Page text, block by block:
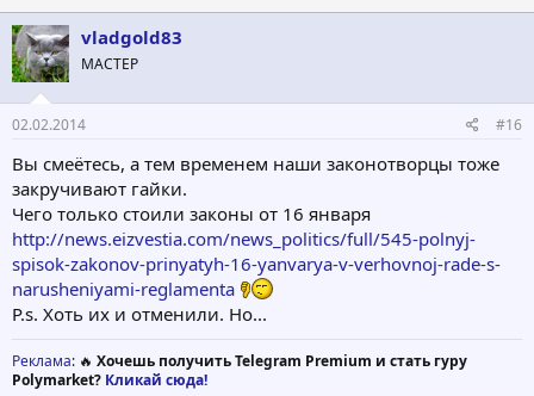
vladgold83
МАСТЕР
02.02.2014 #16
Вы смеётесь, а тем временем наши законотворцы тоже
закручивают гайки.
Чего только стоили законы от 16 января
http://news.eizvestia.com/news_politics/full/545-polnyj-
spisok-zakonov-prinyatyh-16-yanvarya-v-verhovnoj-rade-s-
narusheniyami-reglamenta
P.s. Хоть их и отменили. Но...
Реклама: 🔥 Хочешь получить Telegram Premium и стать гуру
Polymarket? Кликай сюда!